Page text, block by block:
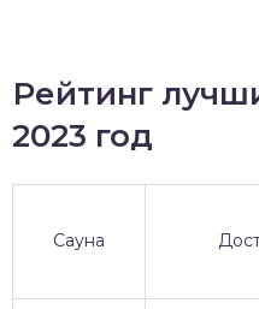
Рейтинг
2023 год
Сауна